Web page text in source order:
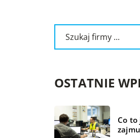
OSTATNIE
Co